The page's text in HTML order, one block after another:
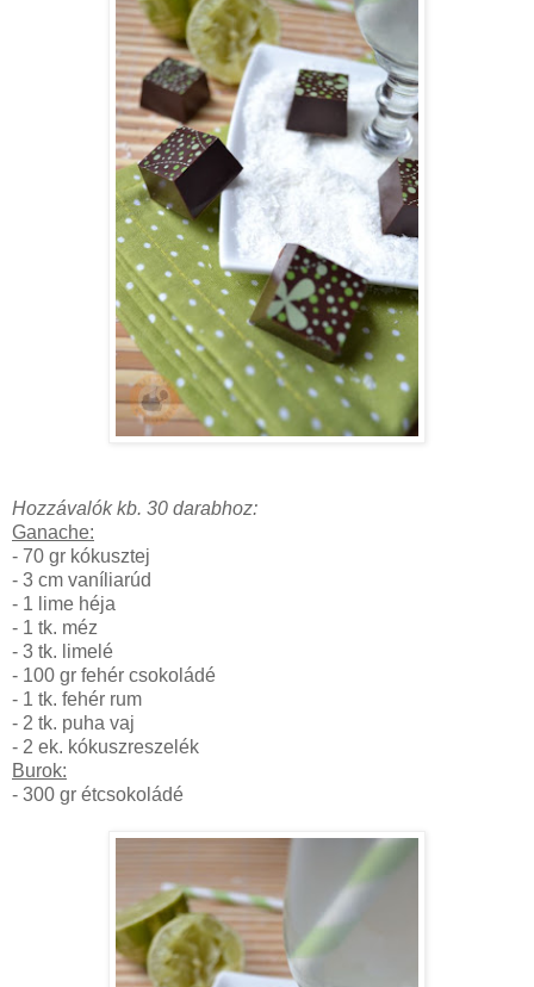
Hozzávalók kb. 30 darabhoz:
Ganache:
- 70 gr kókusztej
- 3 cm vaníliarúd
- 1 lime héja
- 1 tk. méz
- 3 tk. limelé
- 100 gr fehér csokoládé
- 1 tk. fehér rum
- 2 tk. puha vaj
- 2 ek. kókuszreszelék
Burok:
- 300 gr étcsokoládé